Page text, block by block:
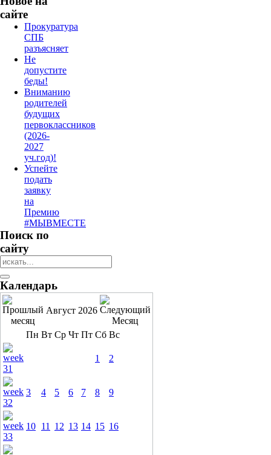
сайте
Прокуратура
СПБ
разъясняет
Не
допустите
беды!
Вниманию
родителей
будущих
первоклассников
(2026-
2027
уч.год)!
Успейте
подать
заявку
на
Премию
#МЫВМЕСТЕ
Поиск по
сайту
Календарь
Август 2026
Пн Вт Ср Чт Пт Сб Вс
1 2
3 4 5 6 7 8 9
10 11 12 13 14 15 16